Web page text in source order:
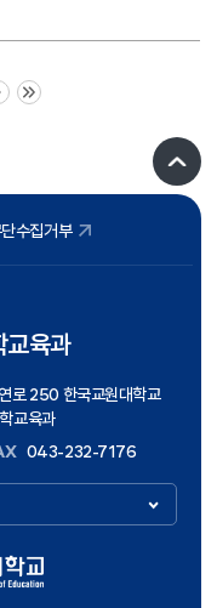
끝 페이지
수집거부
교육과
로 250 한국교원대학교
교육과
043-232-7176